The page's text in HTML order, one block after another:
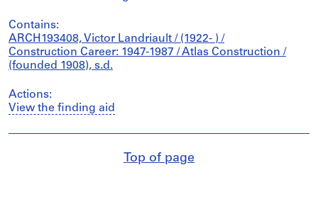
Contains:
ARCH193408, Victor Landriault / (1922- ) /
Construction Career: 1947-1987 / Atlas Construction /
(founded 1908), s.d.
Actions:
View the finding aid
Top of page